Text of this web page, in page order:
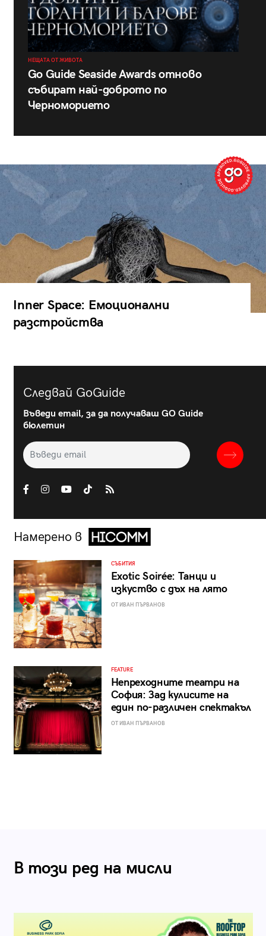
НЕЩАТА ОТ ЖИВОТА
Go Guide Seaside Awards отново
събират най-доброто по
Черноморието
Inner Space: Емоционални
разстройства
Следвай GoGuide
Въведи email, за да получаваш GO Guide
бюлетин
Намерено в
СЪБИТИЯ
Exotic Soirée: Танци и
изкуство с дъх на лято
ОТ ИВАН ПЪРВАНОВ
FEATURE
Непреходните театри на
София: Зад кулисите на
един по-различен спектакъл
ОТ ИВАН ПЪРВАНОВ
В този ред на мисли